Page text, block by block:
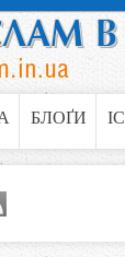
Jump to
БЛОҐИ